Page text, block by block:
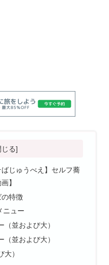
じゅうべえ】セルフ蕎
】
特徴
ニュー
（並および大）
（並および大）
）